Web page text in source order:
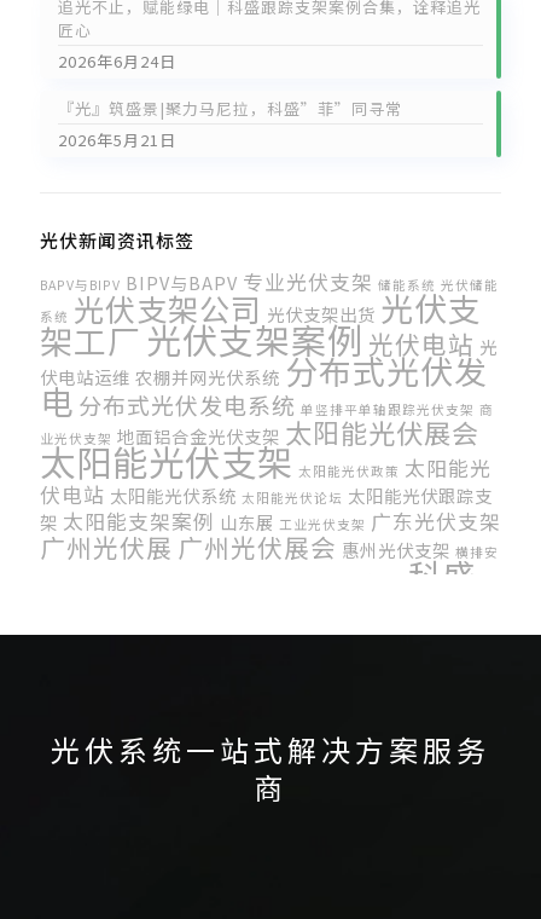
追光不止，赋能绿电｜科盛跟踪支架案例合集，诠释追光
匠心
2026年6月24日
『光』筑盛景|聚力马尼拉，科盛”菲”同寻常
2026年5月21日
光伏新闻资讯标签
BAPV与BIPV BIPV与BAPV 专业光伏支架 储能系统 光伏储能
系统 光伏支架公司 光伏支架出货 光伏支
架工厂光伏支架案例光伏电站 光
伏电站运维 农棚并网光伏系统 分布式光伏发
电分布式光伏发电系统 单竖排平单轴跟踪光伏支架 商
业光伏支架 地面铝合金光伏支架 太阳能光伏展会
太阳能光伏支架 太阳能光伏政策 太阳能光
伏电站 太阳能光伏系统 太阳能光伏论坛 太阳能光伏跟踪支
架 太阳能支架案例 山东展 工业光伏支架 广东光伏支架
广州光伏展 广州光伏展会 惠州光伏支架 横排安
科盛
车棚光伏支架车棚光伏支架系统韩国国
光伏系统一站式解决方案服务
商